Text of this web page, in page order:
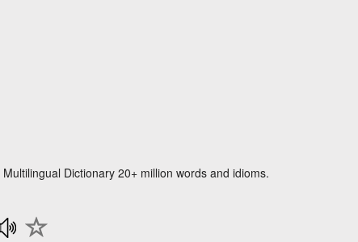
Dictionary 20+ million words and idioms.